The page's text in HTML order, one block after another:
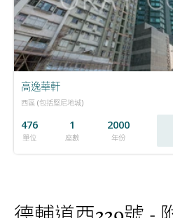
高逸華軒
西區 (包括堅尼地城)
476
單位
1
座數
2000
年份